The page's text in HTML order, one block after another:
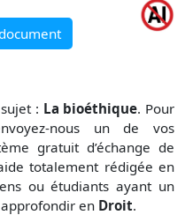
: La bioéthique. Pour
nous un de vos
gratuit d’échange de
totalement rédigée en
ou étudiants ayant un
en Droit.